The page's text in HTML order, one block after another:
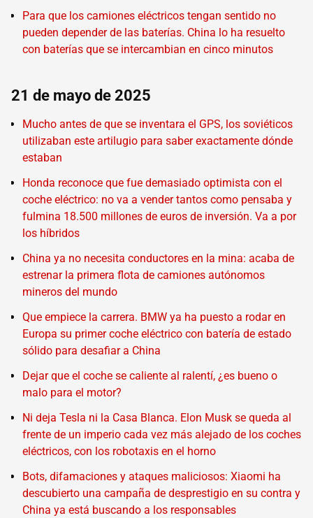
Para que los camiones eléctricos tengan sentido no
pueden depender de las baterías. China lo ha resuelto
con baterías que se intercambian en cinco minutos
21 de mayo de 2025
Mucho antes de que se inventara el GPS, los soviéticos
utilizaban este artilugio para saber exactamente dónde
estaban
Honda reconoce que fue demasiado optimista con el
coche eléctrico: no va a vender tantos como pensaba y
fulmina 18.500 millones de euros de inversión. Va a por
los híbridos
China ya no necesita conductores en la mina: acaba de
estrenar la primera flota de camiones autónomos
mineros del mundo
Que empiece la carrera. BMW ya ha puesto a rodar en
Europa su primer coche eléctrico con batería de estado
sólido para desafiar a China
Dejar que el coche se caliente al ralentí, ¿es bueno o
malo para el motor?
Ni deja Tesla ni la Casa Blanca. Elon Musk se queda al
frente de un imperio cada vez más alejado de los coches
eléctricos, con los robotaxis en el horno
Bots, difamaciones y ataques maliciosos: Xiaomi ha
descubierto una campaña de desprestigio en su contra y
China ya está buscando a los responsables